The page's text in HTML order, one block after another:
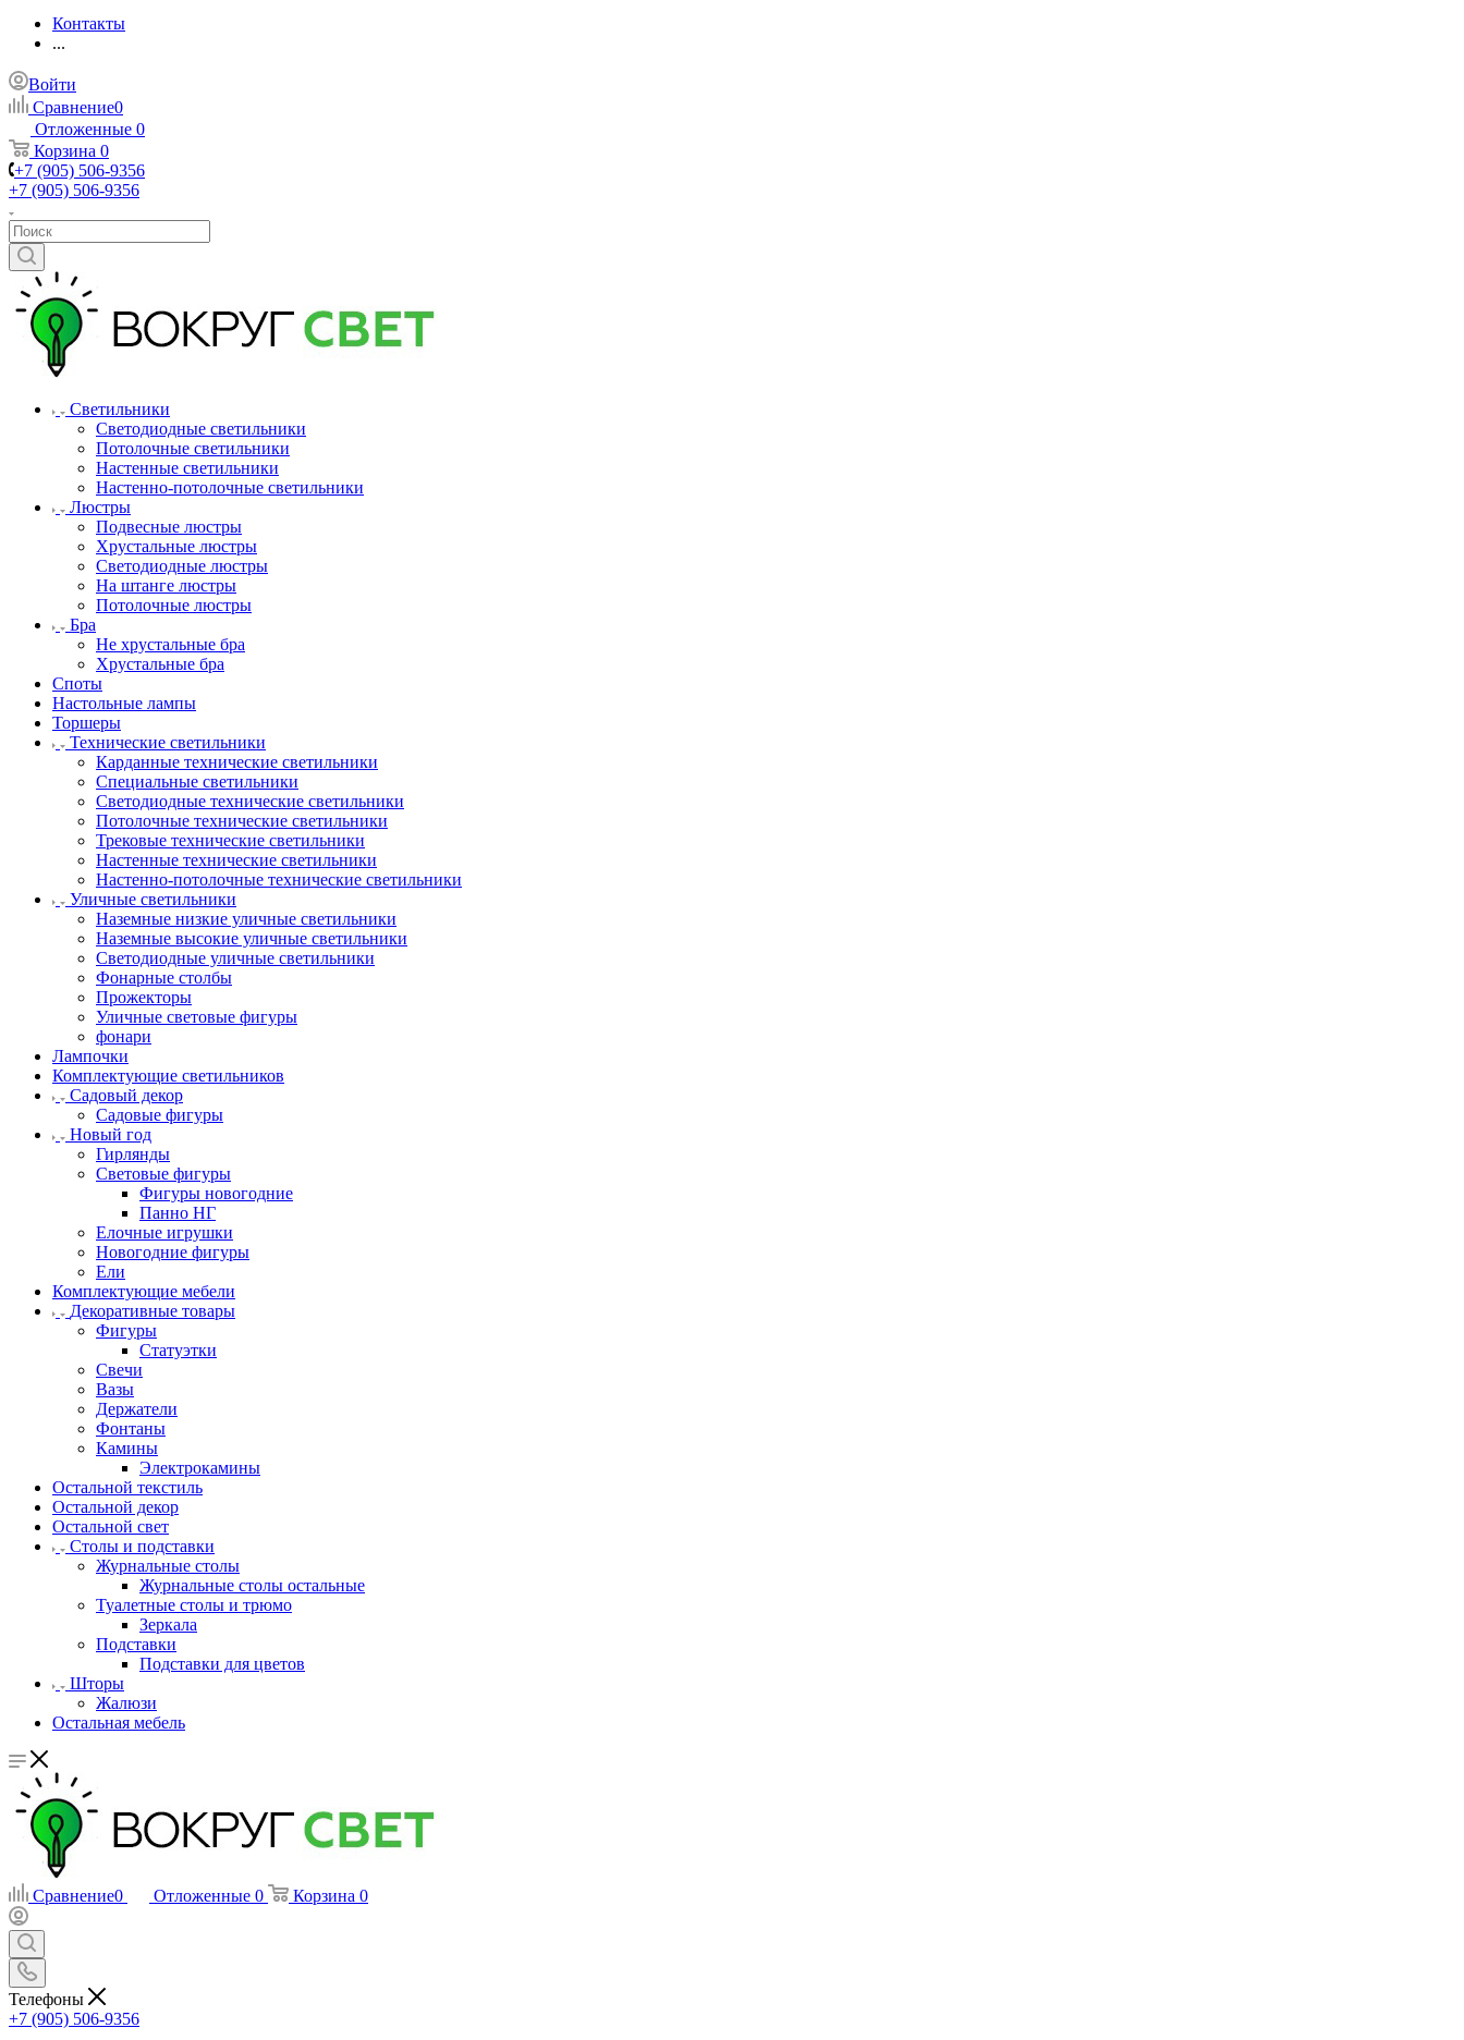
Контакты
...
Войти
Сравнение0
Отложенные 0
Корзина 0
+7 (905) 506-9356
+7 (905) 506-9356
Светильники
Светодиодные светильники
Потолочные светильники
Настенные светильники
Настенно-потолочные светильники
Люстры
Подвесные люстры
Хрустальные люстры
Светодиодные люстры
На штанге люстры
Потолочные люстры
Бра
Не хрустальные бра
Хрустальные бра
Споты
Настольные лампы
Торшеры
Технические светильники
Карданные технические светильники
Специальные светильники
Светодиодные технические светильники
Потолочные технические светильники
Трековые технические светильники
Настенные технические светильники
Настенно-потолочные технические светильники
Уличные светильники
Наземные низкие уличные светильники
Наземные высокие уличные светильники
Светодиодные уличные светильники
Фонарные столбы
Прожекторы
Уличные световые фигуры
фонари
Лампочки
Комплектующие светильников
Садовый декор
Садовые фигуры
Новый год
Гирлянды
Световые фигуры
Фигуры новогодние
Панно НГ
Елочные игрушки
Новогодние фигуры
Ели
Комплектующие мебели
Декоративные товары
Фигуры
Статуэтки
Свечи
Вазы
Держатели
Фонтаны
Камины
Электрокамины
Остальной текстиль
Остальной декор
Остальной свет
Столы и подставки
Журнальные столы
Журнальные столы остальные
Туалетные столы и трюмо
Зеркала
Подставки
Подставки для цветов
Шторы
Жалюзи
Остальная мебель
Сравнение0 Отложенные 0 Корзина 0
Телефоны
+7 (905) 506-9356